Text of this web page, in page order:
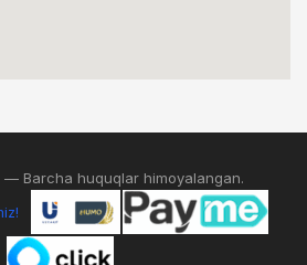
Barcha huquqlar himoyalangan.